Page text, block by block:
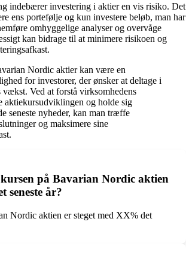
indebærer investering i aktier en vis risiko. Det
ens portefølje og kun investere beløb, man har
omhyggelige analyser og overvåge
kan bidrage til at minimere risikoen og
Nordic aktier kan være en
for investorer, der ønsker at deltage i
vækst. Ved at forstå virksomhedens
aktiekursudviklingen og holde sig
seneste nyheder, kan man træffe
og maksimere sine
på Bavarian Nordic aktien
seneste år?
Nordic aktien er steget med XX% det